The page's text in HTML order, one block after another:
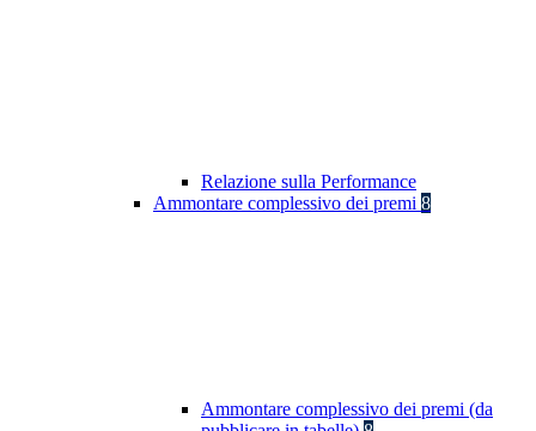
Relazione sulla Performance
Ammontare complessivo dei premi 8
Ammontare complessivo dei premi (da